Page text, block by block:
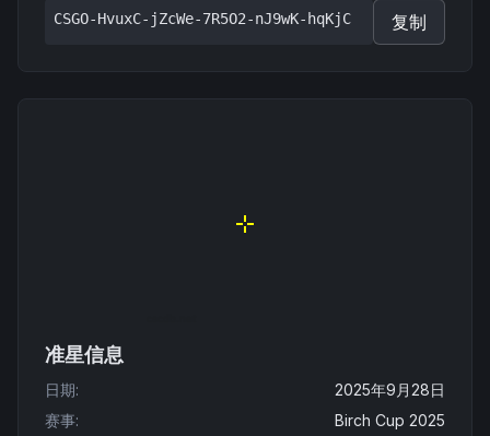
CSGO-HvuxC-jZcWe-7R5O2-nJ9wK-hqKjC 复制
准星信息
日期:
2025年9月28日
赛事:
Birch Cup 2025